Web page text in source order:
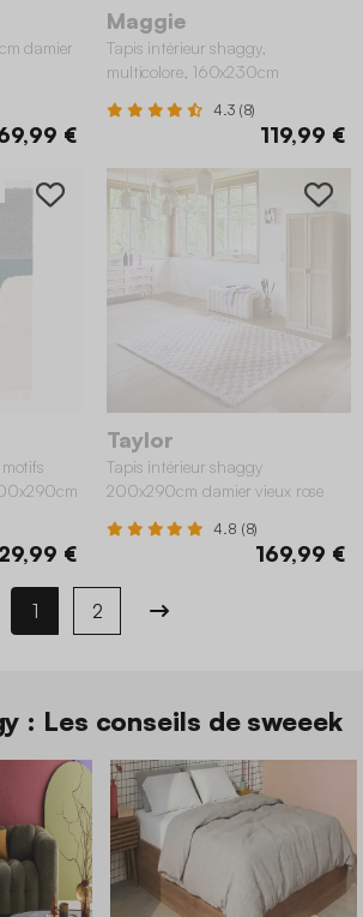
damier
€
Maggie
Tapis intérieur shaggy,
multicolore, 160x230cm
4.3 (8)
119,99 €
€
Taylor
Tapis intérieur shaggy
200x290cm damier vieux rose
4.8 (8)
169,99 €
1 2
: Les conseils de sweeek